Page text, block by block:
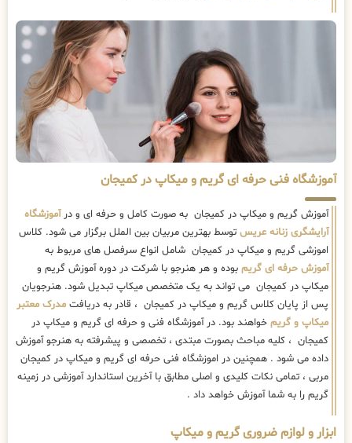
آموزشگاه فنی حرفه ای گریم و میکاپ در کمیجان
آموزش گریم و میکاپ در کمیجان به صورت کامل و حرفه ای و درآموزشگاه
آرایشگری زنانه عریس توسط بهترین مربیان بین الملل برگزار می شود. کلاس
اموزشی گریم و میکاپ در کمیجان شامل انواع سرفصل های مربوط به
آموزش حرفه ای گریم بوده و هر هنرجو با شرکت در دوره آموزش گریم و
میکاپ در کمیجان می تواند به یک متخصص میکاپ تبدیل شود. هنرجویان
پس از پایان کلاس گریم و میکاپ در کمیجان ، قادر به دریافت مدرک معتبر
میکاپ و گریم خواهند بود. در آموزشگاه فنی و حرفه ای گریم و میکاپ در
کمیجان ، کلیه مباحث بصورت مبتدی ، تخصصی و پیشرفته به هنرجو آموزش
داده می شود . همچنین در اموزشگاه فنی حرفه ای گریم و میکاپ در کمیجان
مربی ، تمامی نکات کلیدی و اصلی مطابق با آخرین استاندارد آموزشی در زمینه
گریم را به شما آموزش خواهد داد .
ابزار و لوازم ضروری گریم و میکاپ